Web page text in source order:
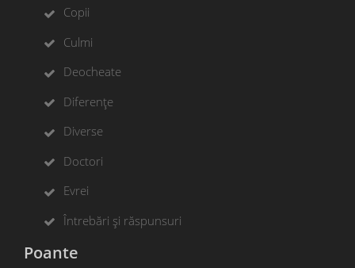
Copii
Culmi
Deocheate
Diferențe
Diverse
Doctori
Evrei
Întrebări și răspunsuri
Poante